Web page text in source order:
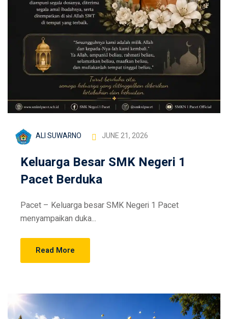
ALI SUWARNO JUNE 21, 2026
Keluarga Besar SMK Negeri 1
Pacet Berduka
Pacet – Keluarga besar SMK Negeri 1 Pacet
menyampaikan duka...
Read More